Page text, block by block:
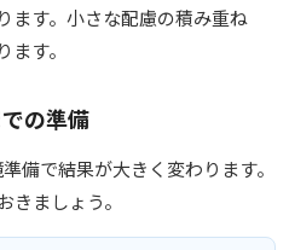
ます。小さな配慮の積み重ね
す。
の準備
備で結果が大きく変わります。
ましょう。